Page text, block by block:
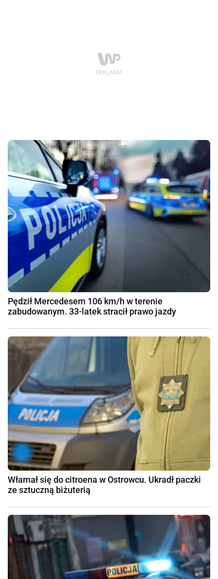
Pędził Mercedesem 106 km/h w terenie
zabudowanym. 33-latek stracił prawo jazdy
Włamał się do citroena w Ostrowcu. Ukradł paczki
ze sztuczną biżuterią